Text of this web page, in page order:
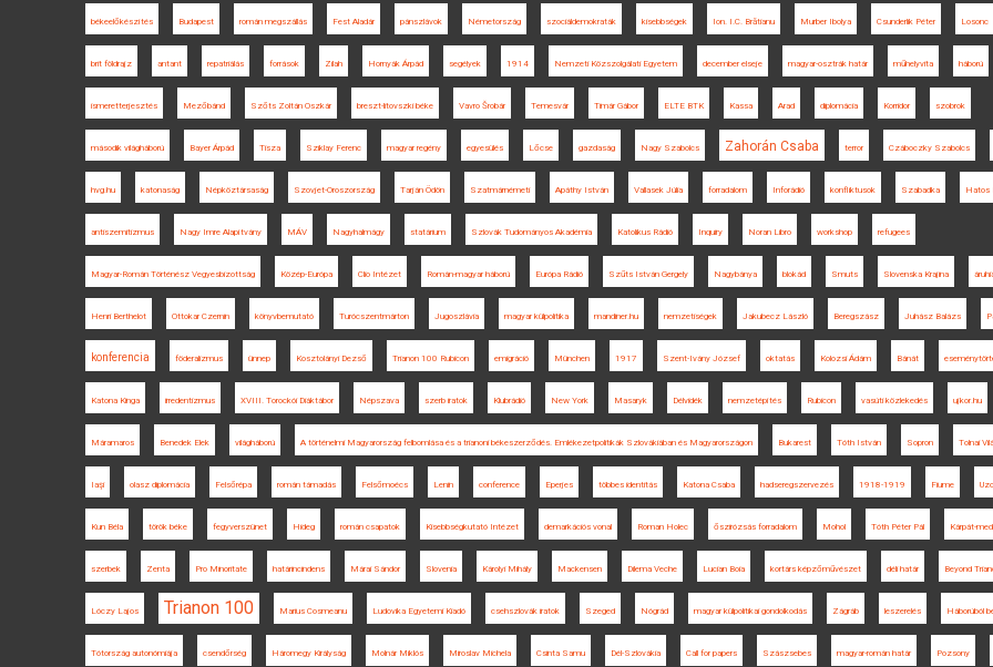
békeelőkészítés Budapest román megszállás Fest Aladár pánszlávok Németország szociáldemokraták kisebbségek Ion. I.C. Brătianu Murber Ibolya Csunderlik Péter Losonc
brit földrajz antant repatriálás források Zilah Hornyák Árpád segélyek 1914 Nemzeti Közszolgálati Egyetem december elseje magyar-osztrák határ műhelyvita háború
ismeretterjesztés Mezőbánd Szőts Zoltán Oszkár breszt-litovszki béke Vavro Šrobár Temesvár Timár Gábor ELTE BTK Kassa Arad diplomácia Korridor szobrok
második világháború Bayer Árpád Tisza Sziklay Ferenc magyar regény egyesülés Lőcse gazdaság Nagy Szabolcs Zahorán Csaba terror Czáboczky Szabolcs
hvg.hu katonaság Népköztársaság Szovjet-Oroszország Tarján Ödön Szatmárnémeti Apáthy István Vallasek Júlia forradalom Inforádió konfliktusok Szabadka Hatos
antiszemitizmus Nagy Imre Alapítvány MÁV Nagyhalmágy statárium Szlovák Tudományos Akadémia Katolikus Rádió Inquiry Noran Libro workshop refugees
Magyar-Román Történész Vegyesbizottság Közép-Európa Clio Intézet Román-magyar háború Európa Rádió Szűts István Gergely Nagybánya blokád Smuts Slovenska Krajina
Henri Berthelot Ottokar Czernin könyvbemutató Turócszentmárton Jugoszlávia magyar külpolitika mandiner.hu nemzetiségek Jakubecz László Beregszász Juhász Balázs
konferencia föderalizmus ünnep Kosztolányi Dezső Trianon 100 Rubicon emigráció München 1917 Szent-Ivány József oktatás Kolozsi Ádám Bánát
Katona Kinga irredentizmus XVIII. Torockói Diáktábor Népszava szerb iratok Klubrádió New York Masaryk Délvidék nemzetépítés Rubicon vasúti közlekedés ujkor.hu
Máramaros Benedek Elek világháború A történelmi Magyarország felbomlása és a trianoni békeszerződés. Emlékezetpolitikák Szlovákiában és Magyarországon Bukarest Tóth István Sopron Tolnai
Iaşi olasz diplomácia Felsőrépa román támadás Felsőmoécs Lenin conference Eperjes többes identitás Katona Csaba hadseregszervezés 1918-1919 Fiume
Kun Béla török béke fegyverszünet Hideg román csapatok Kisebbségkutató Intézet demarkációs vonal Roman Holec őszirózsás forradalom Mohol Tóth Péter Pál Kárpát-
szerbek Zenta Pro Minoritate határincindens Márai Sándor Slovenia Károlyi Mihály Mackensen Dilema Veche Lucian Boia kortárs képzőművészet déli határ Beyond
Lóczy Lajos Trianon 100 Marius Cosmeanu Ludovika Egyetemi Kiadó csehszlovák iratok Szeged Nógrád magyar külpolitikai gondolkodás Zágráb leszerelés Háborúból
Tótország autonómiája csendőrség Háromegy Királyság Molnár Miklós Miroslav Michela Csinta Samu Dél-Szlovákia Call for papers Szászsebes magyar-román határ Pozsony